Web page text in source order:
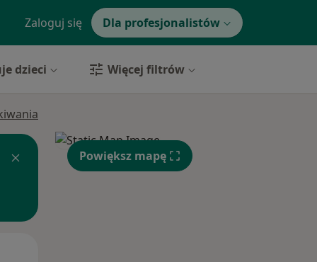
Zaloguj się Dla profesjonalistów
dzieci Więcej filtrów
Powiększ mapę